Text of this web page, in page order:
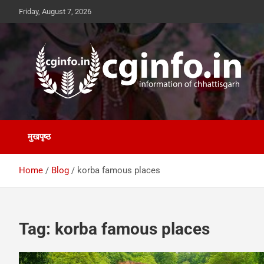
content
Friday, August 7, 2026
cginfo.in
information of Chhattisgarh
मुखपृष्ठ
Home Blog korba famous places
Tag: korba famous places